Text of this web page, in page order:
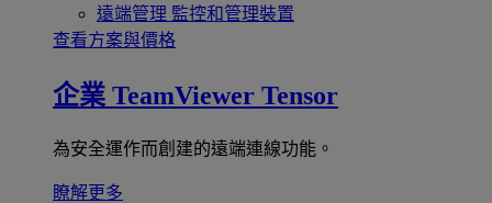
遠端管理 監控和管理裝置
查看方案與價格
企業 TeamViewer Tensor
為安全運作而創建的遠端連線功能。
瞭解更多